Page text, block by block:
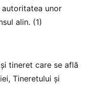
unor
alin. (1)
tineret care se află
Tineretului și